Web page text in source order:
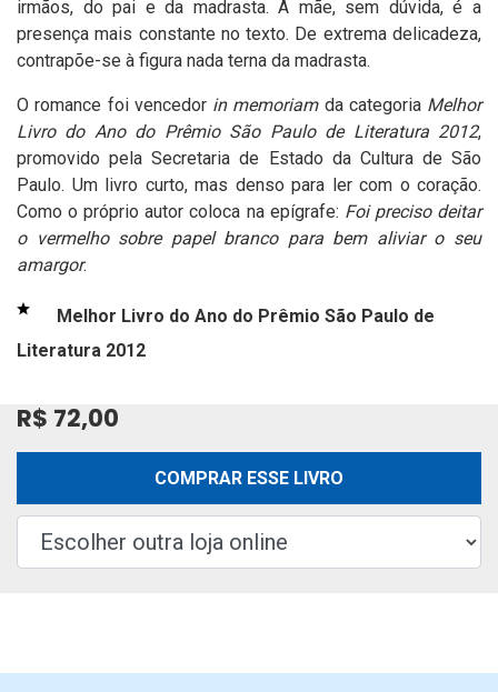
irmãos, do pai e da madrasta. A mãe, sem dúvida, é a
presença mais constante no texto. De extrema delicadeza,
contrapõe-se à figura nada terna da madrasta.
O romance foi vencedorin memoriamda categoria Melhor
Livro do Ano do Prêmio São Paulo de Literatura 2012,
promovido pela Secretaria de Estado da Cultura de São
Paulo. Um livro curto, mas denso para ler com o coração.
Como o próprio autor coloca na epígrafe: Foi preciso deitar
o vermelho sobre papel branco para bem aliviar o seu
amargor.
Melhor Livro do Ano do Prêmio São Paulo de
Literatura 2012
R$ 72,00
COMPRAR ESSE LIVRO